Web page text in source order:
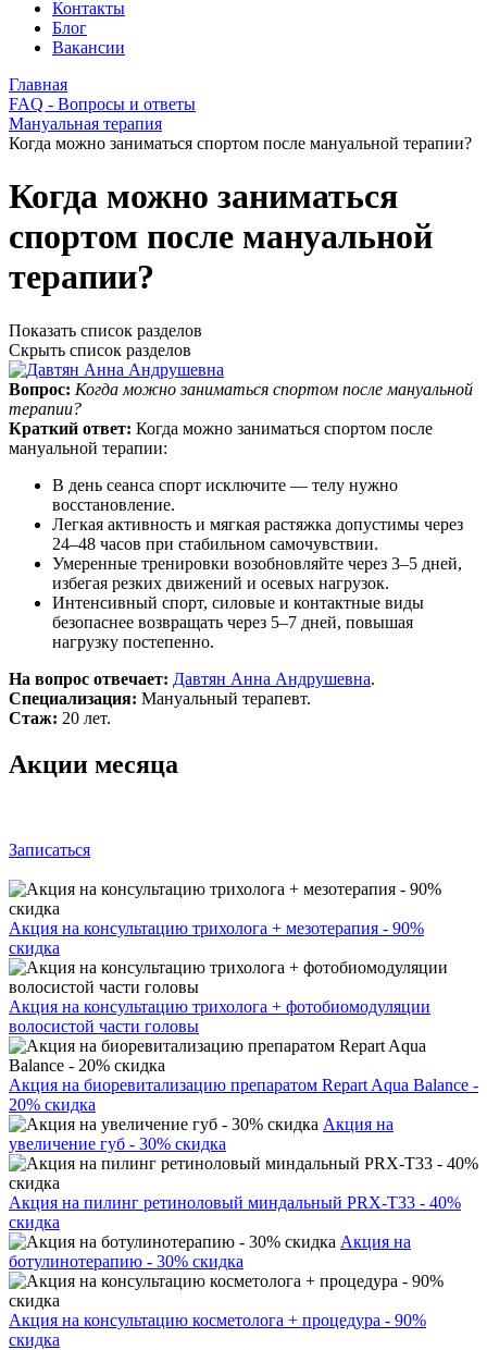
Контакты
Блог
Вакансии
Главная
FAQ - Вопросы и ответы
Мануальная терапия
Когда можно заниматься спортом после мануальной терапии?
Когда можно заниматься
спортом после мануальной
терапии?
Показать список разделов
Скрыть список разделов
Вопрос: Когда можно заниматься спортом после мануальной
терапии?
Краткий ответ: Когда можно заниматься спортом после
мануальной терапии:
В день сеанса спорт исключите — телу нужно
восстановление.
Легкая активность и мягкая растяжка допустимы через
24–48 часов при стабильном самочувствии.
Умеренные тренировки возобновляйте через 3–5 дней,
избегая резких движений и осевых нагрузок.
Интенсивный спорт, силовые и контактные виды
безопаснее возвращать через 5–7 дней, повышая
нагрузку постепенно.
На вопрос отвечает: Давтян Анна Андрушевна.
Специализация: Мануальный терапевт.
Стаж: 20 лет.
Акции месяца
Записаться
Акция на консультацию трихолога + мезотерапия - 90%
скидка
Акция на консультацию трихолога + фотобиомодуляции
волосистой части головы
Акция на биоревитализацию препаратом Repart Aqua Balance -
20% скидка
Акция на
увеличение губ - 30% скидка
Акция на пилинг ретиноловый миндальный PRX-T33 - 40%
скидка
Акция на
ботулинотерапию - 30% скидка
Акция на консультацию косметолога + процедура - 90%
скидка